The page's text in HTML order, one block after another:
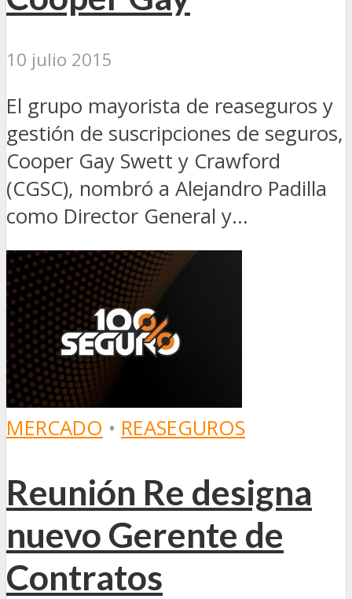
10 julio 2015
El grupo mayorista de reaseguros y
gestión de suscripciones de seguros,
Cooper Gay Swett y Crawford
(CGSC), nombró a Alejandro Padilla
como Director General y...
MERCADO • REASEGUROS
Reunión Re designa
nuevo Gerente de
Contratos